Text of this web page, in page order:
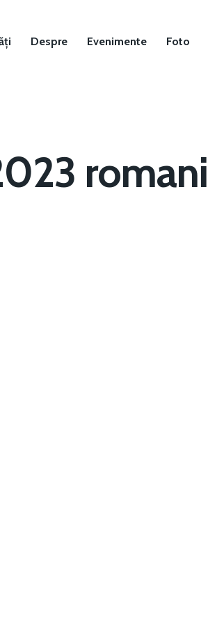
Despre Evenimente Foto